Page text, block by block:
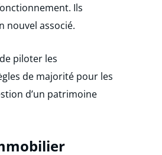
Ils
nouvel associé.
piloter les
de majorité pour les
d’un patrimoine